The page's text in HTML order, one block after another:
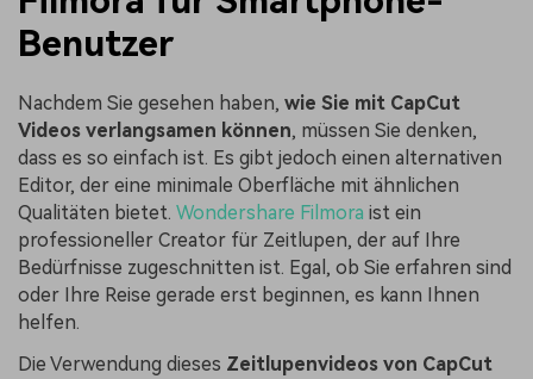
Benutzer
Nachdem Sie gesehen haben, wie Sie mit CapCut
Videos verlangsamen können, müssen Sie denken,
dass es so einfach ist. Es gibt jedoch einen alternativen
Editor, der eine minimale Oberfläche mit ähnlichen
Qualitäten bietet. Wondershare Filmora ist ein
professioneller Creator für Zeitlupen, der auf Ihre
Bedürfnisse zugeschnitten ist. Egal, ob Sie erfahren sind
oder Ihre Reise gerade erst beginnen, es kann Ihnen
helfen.
Die Verwendung dieses Zeitlupenvideos von CapCut